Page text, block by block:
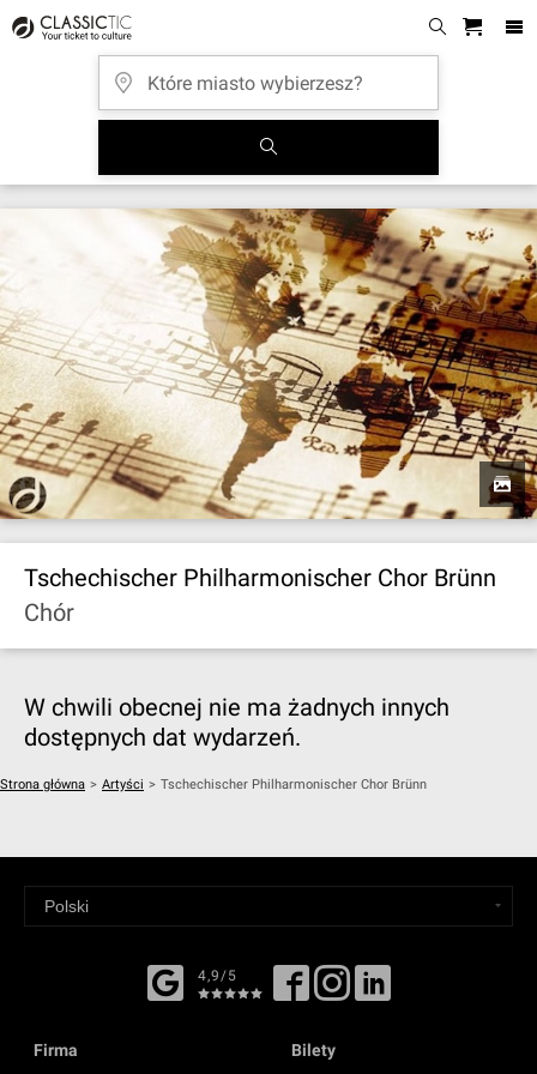
Tschechischer Philharmonischer Chor Brünn
Chór
W chwili obecnej nie ma żadnych innych
dostępnych dat wydarzeń.
Strona główna > Artyści > Tschechischer Philharmonischer Chor Brünn
4,9/5
Firma Bilety